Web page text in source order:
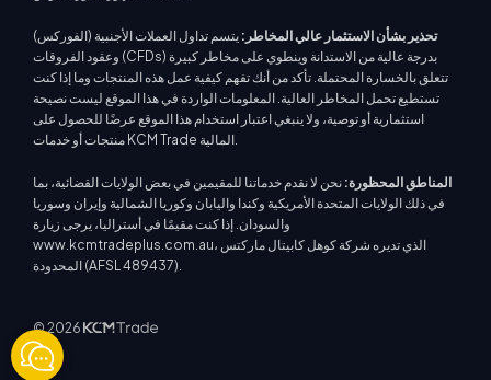
تحذير بشأن الاستثمار عالي المخاطر: يتسم تداول العملات الأجنبية (الفوركس)
وعقود الفروقات (CFDs) بدرجة عالية من الاستدانة وينطوي على مخاطر كبيرة
تتعلق بالخسارة المحتملة. تأكد من أنك تفهم كيفية عمل هذه المنتجات وما إذا كنت
تستطيع تحمل المخاطر العالية. المعلومات الواردة في هذا الموقع ليست نصيحة
استثمارية أو توصية، ولا ينبغي اعتبار استخدام هذا الموقع عرضًا للحصول على
المناطق المحظورة: نحن لا نقدم خدماتنا للمقيمين في بعض الولايات القضائية، بما
في ذلك الولايات المتحدة الأمريكية وكندا واليابان وكوريا الشمالية وإيران وسوريا
والسودان. إذا كنت مقيمًا في أستراليا، يرجى زيارة
www.kcmtradeplus.com.au، الذي تديره شركة كوهل كابيتال ماركتس
المحدودة (AFSL 489437).
© 2026